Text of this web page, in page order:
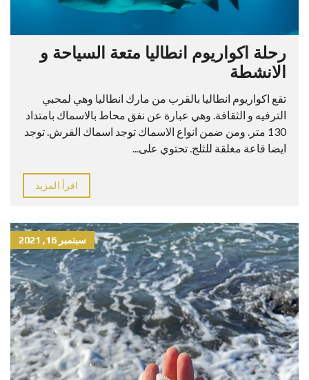
رحلة اكواريوم انطاليا متعة السياحة و
الانشطة
تقع اكواريوم انطاليا بالقرب من مارك انطاليا وهي لمحبي
الترفيه و الثقافة. وهي عبارة عن نفق محاط بالاسماك بامتداد
130 متر. ومن ضمن انواع الاسماك توجد اسماك القرش. توجد
ايضا قاعة مغلقة للثلج. تحتوي على...
اقرأ المزيد
سبتمبر 16, 2021